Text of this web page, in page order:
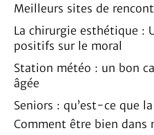
Meilleurs sites de
La chirurgie esthétique :
positifs sur le moral
Station météo : un bon
âgée
Seniors : qu’est-ce que
Comment être bien dans